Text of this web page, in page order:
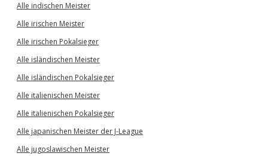
Alle indischen Meister
Alle irischen Meister
Alle irischen Pokalsieger
Alle isländischen Meister
Alle isländischen Pokalsieger
Alle italienischen Meister
Alle italienischen Pokalsieger
Alle japanischen Meister der J-League
Alle jugoslawischen Meister